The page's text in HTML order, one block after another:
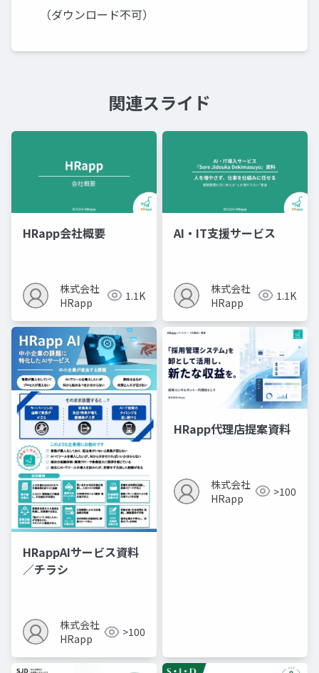
（ダウンロード不可）
関連スライド
HRapp会社概要
株式会社
HRapp
1.1K
AI・IT支援サービス
株式会社
HRapp
1.1K
HRappAIサービス資料
／チラシ
株式会社
HRapp
>100
HRapp代理店提案資料
株式会社
HRapp
>100